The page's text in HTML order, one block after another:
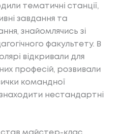
тематичні станції,
завдання та
знайомлячись зі
факультету. В
відкривали для
професій, розвивали
командної
нестандартні